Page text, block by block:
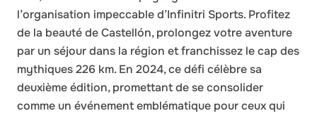
l’organisation impeccable d’Infinitri Sports. Profitez
de la beauté de Castellón, prolongez votre aventure
par un séjour dans la région et franchissez le cap des
mythiques 226 km. En 2024, ce défi célèbre sa
deuxième édition, promettant de se consolider
comme un événement emblématique pour ceux qui